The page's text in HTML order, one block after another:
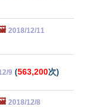
2018/12/11
9 (563,200次)
2018/12/8